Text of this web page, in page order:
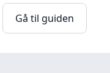
Gå til guiden